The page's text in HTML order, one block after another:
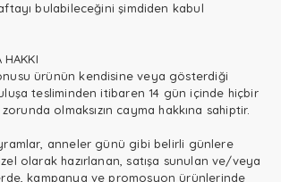
bulabileceğini şimdiden kabul
HAKKI
ürünün kendisine veya gösterdiği
tesliminden itibaren 14 gün içinde hiçbir
olmaksızın cayma hakkına sahiptir.
anneler günü gibi belirli günlere
olarak hazırlanan, satışa sunulan ve/veya
kampanya ve promosyon ürünlerinde